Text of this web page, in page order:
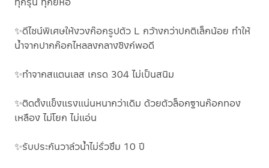
✨ดีไซน์พิเศษให้งวงก๊อกรูปตัว L กว้างกว่าปกติเล็กน้อย ทำให้
น้ำจากปากก๊อกไหลลงกลางซิงก์พอดี
✨ทำจากสแตนเลส เกรด 304 ไม่เป็นสนิม
✨ติดตั้งแข็งแรงแน่นหนากว่าเดิม ด้วยตัวล็อกฐานก๊อกทอง
เหลือง ไม่โยก ไม่แอ่น
✨รับประกันวาล์วน้ำไม่รั่วซึม 10 ปี